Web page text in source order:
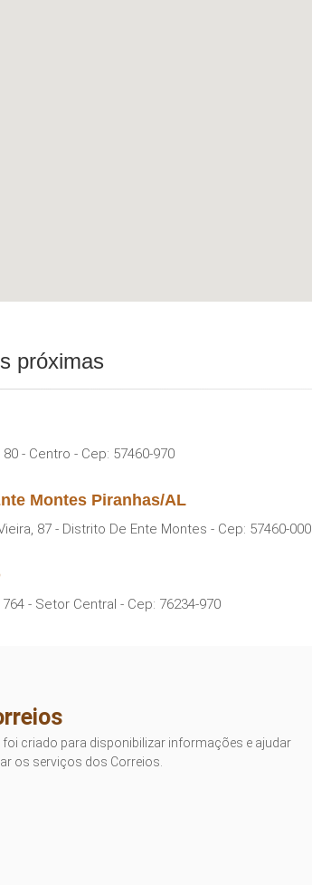
próximas
- Centro - Cep: 57460-970
Montes Piranhas/AL
87 - Distrito De Ente Montes - Cep: 57460-000
- Setor Central - Cep: 76234-970
foi criado para disponibilizar informações e ajudar
os serviços dos Correios.